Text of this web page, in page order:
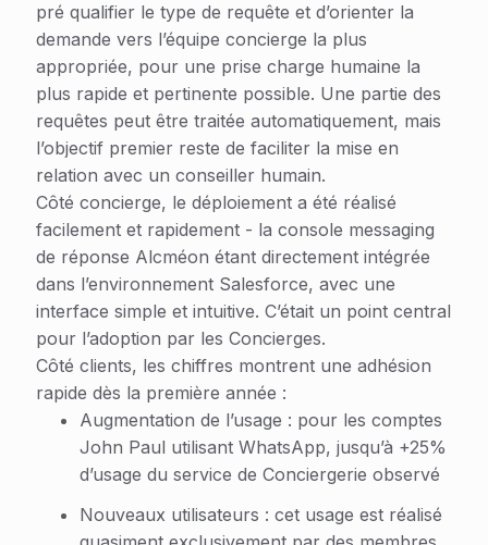
pré qualifier le type de requête et d’orienter la
demande vers l’équipe concierge la plus
appropriée, pour une prise charge humaine la
plus rapide et pertinente possible. Une partie des
requêtes peut être traitée automatiquement, mais
l’objectif premier reste de faciliter la mise en
relation avec un conseiller humain.
Côté concierge, le déploiement a été réalisé
facilement et rapidement - la console messaging
de réponse Alcméon étant directement intégrée
dans l’environnement Salesforce, avec une
interface simple et intuitive. C’était un point central
pour l’adoption par les Concierges.
Côté clients, les chiffres montrent une adhésion
rapide dès la première année :
Augmentation de l’usage : pour les comptes
John Paul utilisant WhatsApp, jusqu’à +25%
d’usage du service de Conciergerie observé
Nouveaux utilisateurs : cet usage est réalisé